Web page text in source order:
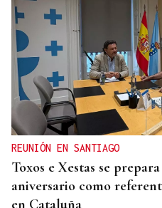
REUNIÓN EN SANTIAGO
Toxos e Xestas se
aniversario como